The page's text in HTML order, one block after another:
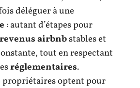
déléguer à une
: autant d’étapes pour
revenus airbnbstables et
tout en respectant
réglementaires.
propriétaires optent pour